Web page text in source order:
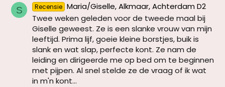
S Recensie Maria/Giselle, Alkmaar, Achterdam D2
Twee weken geleden voor de tweede maal bij
Giselle geweest. Ze is een slanke vrouw van mijn
leeftijd. Prima lijf, goeie kleine borstjes, buik is
slank en wat slap, perfecte kont. Ze nam de
leiding en dirigeerde me op bed om te beginnen
met pijpen. Al snel stelde ze de vraag of ik wat
in m'n kont...